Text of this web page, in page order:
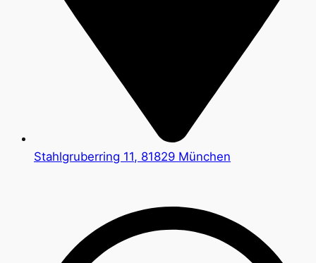
Stahlgruberring 11, 81829 München